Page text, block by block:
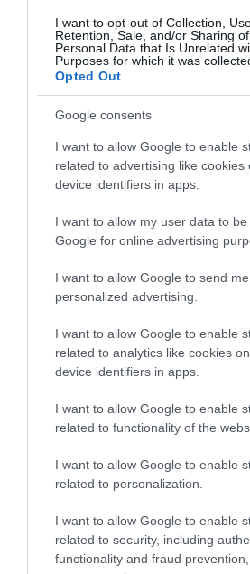
I want to opt-out of Collection,
Retention, Sale, and/or Sharing
Personal Data that Is Unrelated
Purposes for which it was
Opted Out
Google consents
I want to allow Google to enable
related to advertising like cookies
device identifiers in apps.
I want to allow my user data to
Google for online advertising
I want to allow Google to send me
personalized advertising.
I want to allow Google to enable
related to analytics like cookies
device identifiers in apps.
I want to allow Google to enable
related to functionality of the
I want to allow Google to enable
related to personalization.
I want to allow Google to enable
related to security, including
functionality and fraud
Hoppá, Moszkva már Ázsiába
exportál
A májusi rekord után csökkent az
hogy Moszkva kevesebb olajat termel ki,
kívüli ázsiai…